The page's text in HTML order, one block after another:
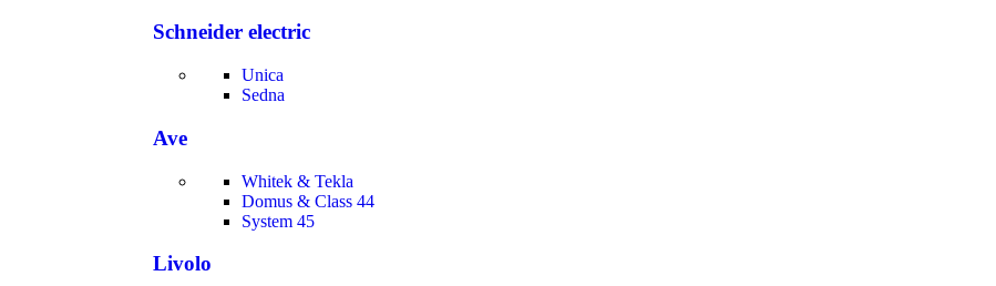
Schneider electric
Unica
Sedna
Ave
Whitek & Tekla
Domus & Class 44
System 45
Livolo